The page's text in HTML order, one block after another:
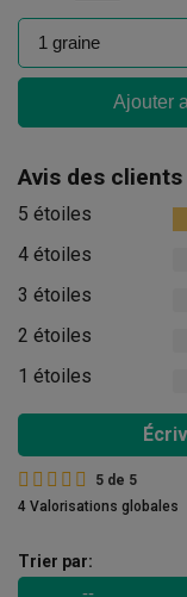
Ajouter
Avis des clients
5 étoiles
4 étoiles
3 étoiles
2 étoiles
1 étoiles
5 de 5
4 Valorisations globales
Trier par: